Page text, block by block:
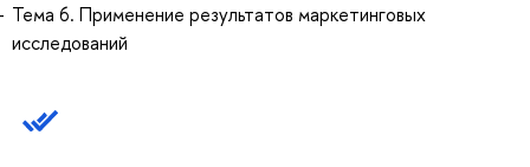
Тема 6. Применение результатов маркетинговых
исследований